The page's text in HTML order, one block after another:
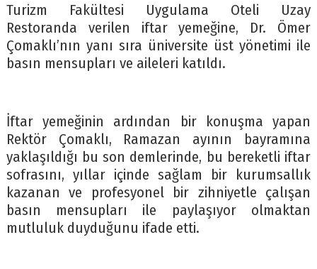
Turizm Fakültesi Uygulama Oteli Uzay
Restoranda verilen iftar yemeğine, Dr. Ömer
Çomaklı’nın yanı sıra üniversite üst yönetimi ile
basın mensupları ve aileleri katıldı.
İftar yemeğinin ardından bir konuşma yapan
Rektör Çomaklı, Ramazan ayının bayramına
yaklaşıldığı bu son demlerinde, bu bereketli iftar
sofrasını, yıllar içinde sağlam bir kurumsallık
kazanan ve profesyonel bir zihniyetle çalışan
basın mensupları ile paylaşıyor olmaktan
mutluluk duyduğunu ifade etti.